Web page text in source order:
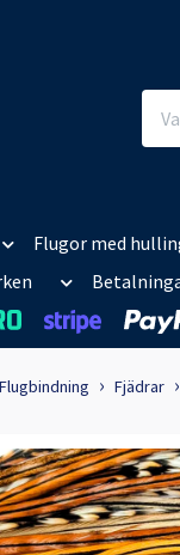
Flugor med
Flugbindning Fjädrar